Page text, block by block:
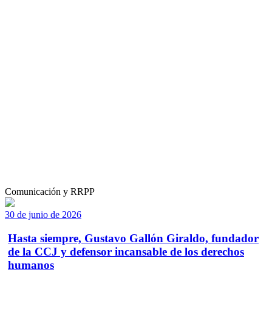
Comunicación y RRPP
30 de junio de 2026
Hasta siempre, Gustavo Gallón Giraldo, fundador
de la CCJ y defensor incansable de los derechos
humanos